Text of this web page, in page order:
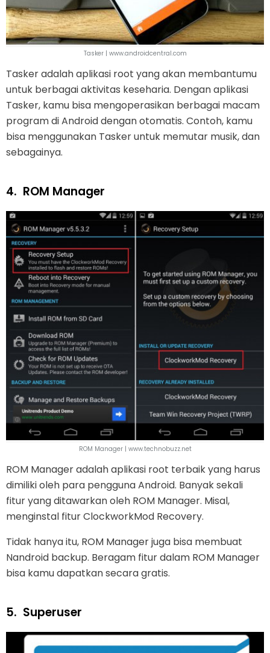
Tasker | www.androidcentral.com
Tasker adalah aplikasi root yang akan membantumu
untuk berbagai aktivitas keseharia. Dengan aplikasi
Tasker, kamu bisa mengoperasikan berbagai macam
program di Android dengan otomatis. Contoh, kamu
bisa menggunakan Tasker untuk memutar musik, dan
sebagainya.
4. ROM Manager
ROM Manager | www.technobuzz.net
ROM Manager adalah aplikasi root terbaik yang harus
dimiliki oleh para pengguna Android. Banyak sekali
fitur yang ditawarkan oleh ROM Manager. Misal,
menginstal fitur ClockworkMod Recovery.
Tidak hanya itu, ROM Manager juga bisa membuat
Nandroid backup. Beragam fitur dalam ROM Manager
bisa kamu dapatkan secara gratis.
5. Superuser